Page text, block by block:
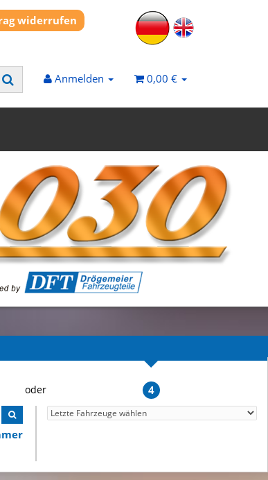
widerrufen
Anmelden 0,00 €
4